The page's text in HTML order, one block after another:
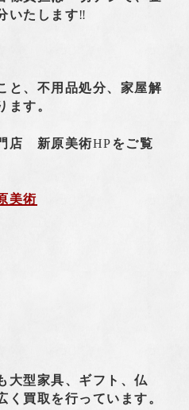
いたします‼️
と、不用品処分、家屋解
ます。
店 新原美術HPをご覧
美術
大型家具、ギフト、仏
く買取を行っています。